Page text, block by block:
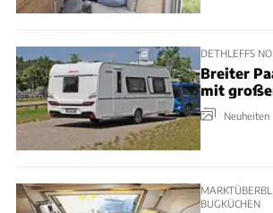
DETHLEFFS
Breiter
mit
Neuheiten
BUGKÜCHEN